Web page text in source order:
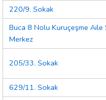
220/9. Sokak
Buca 8 Nolu Kuruçeşme Aile
Merkez
205/33. Sokak
629/11. Sokak